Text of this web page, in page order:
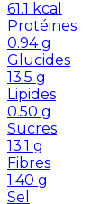
61.1 kcal
Protéines
0.94 g
Glucides
13.5 g
Lipides
0.50 g
Sucres
13.1 g
Fibres
1.40 g
Sel